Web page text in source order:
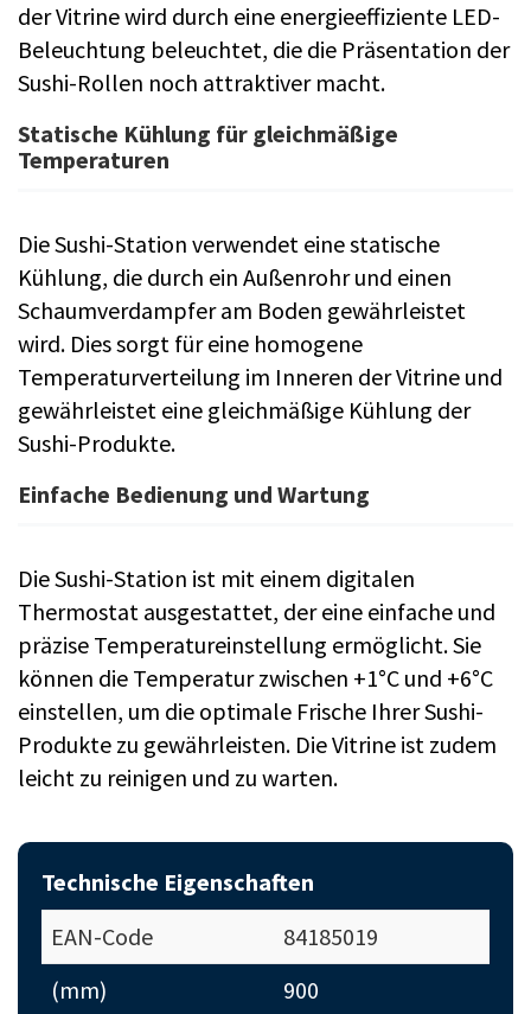
der Vitrine wird durch eine energieeffiziente LED-
Beleuchtung beleuchtet, die die Präsentation der
Sushi-Rollen noch attraktiver macht.
Statische Kühlung für gleichmäßige
Temperaturen
Die Sushi-Station verwendet eine statische
Kühlung, die durch ein Außenrohr und einen
Schaumverdampfer am Boden gewährleistet
wird. Dies sorgt für eine homogene
Temperaturverteilung im Inneren der Vitrine und
gewährleistet eine gleichmäßige Kühlung der
Sushi-Produkte.
Einfache Bedienung und Wartung
Die Sushi-Station ist mit einem digitalen
Thermostat ausgestattet, der eine einfache und
präzise Temperatureinstellung ermöglicht. Sie
können die Temperatur zwischen +1°C und +6°C
einstellen, um die optimale Frische Ihrer Sushi-
Produkte zu gewährleisten. Die Vitrine ist zudem
leicht zu reinigen und zu warten.
Technische Eigenschaften
EAN-Code
84185019
(mm)
900